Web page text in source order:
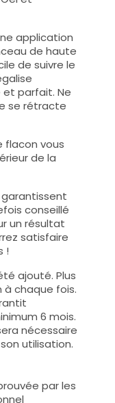
application
de haute
de suivre le
et parfait. Ne
se rétracte
flacon vous
de la
conseillé
un résultat
satisfaire
!
ajouté. Plus
chaque fois.
6 mois.
nécessaire
utilisation.
par les